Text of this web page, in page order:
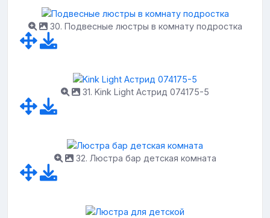
30. Подвесные люстры в комнату подростка
31. Kink Light Астрид 074175-5
32. Люстра бар детская комната